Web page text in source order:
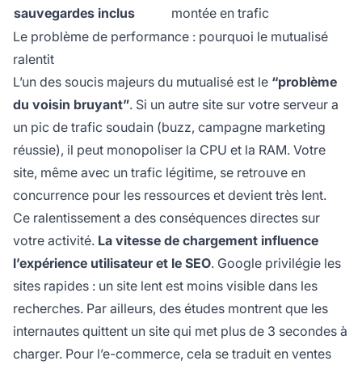
sauvegardes inclus
montée en trafic
Le problème de performance : pourquoi le mutualisé
ralentit
L’un des soucis majeurs du mutualisé est le “problème
du voisin bruyant”. Si un autre site sur votre serveur a
un pic de trafic soudain (buzz, campagne marketing
réussie), il peut monopoliser la CPU et la RAM. Votre
site, même avec un trafic légitime, se retrouve en
concurrence pour les ressources et devient très lent.
Ce ralentissement a des conséquences directes sur
votre activité. La vitesse de chargement influence
l’expérience utilisateur et le SEO. Google privilégie les
sites rapides : un site lent est moins visible dans les
recherches. Par ailleurs, des études montrent que les
internautes quittent un site qui met plus de 3 secondes à
charger. Pour l’e-commerce, cela se traduit en ventes